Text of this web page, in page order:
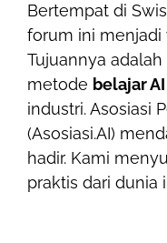
Bertempat di
forum ini menjadi
Tujuannya
metode belajar AI
industri. Asosiasi
(Asosiasi.AI)
hadir. Kami
praktis dari dunia